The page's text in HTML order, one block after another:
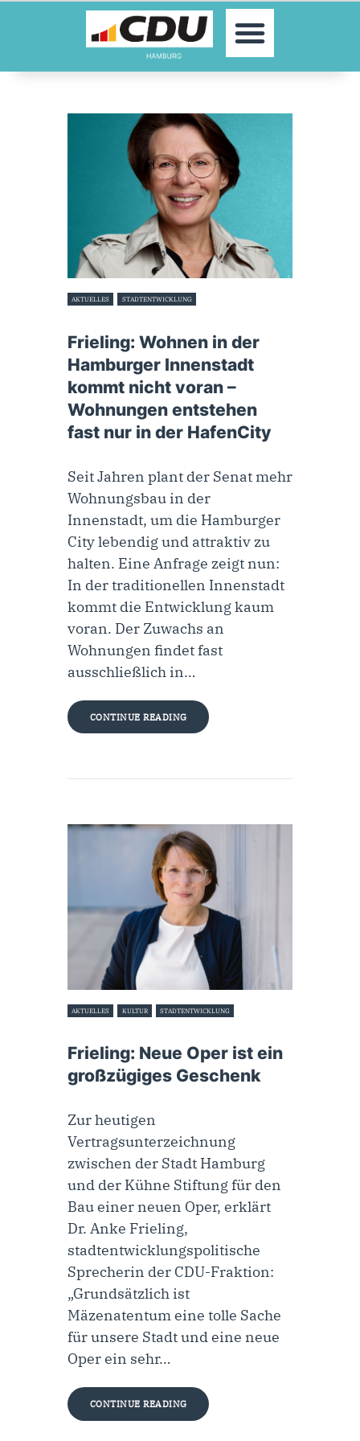
MOIN!
AKTUELLES
PARLAMENTE
KONTAKT
SPENDEN
MITGLIED WERDEN!
AKTUELLES STADTENTWICKLUNG
Frieling: Wohnen in der
Hamburger Innenstadt
kommt nicht voran –
Wohnungen entstehen
fast nur in der HafenCity
Seit Jahren plant der Senat mehr
Wohnungsbau in der
Innenstadt, um die Hamburger
City lebendig und attraktiv zu
halten. Eine Anfrage zeigt nun:
In der traditionellen Innenstadt
kommt die Entwicklung kaum
voran. Der Zuwachs an
Wohnungen findet fast
ausschließlich in…
CONTINUE READING
AKTUELLES KULTUR STADTENTWICKLUNG
Frieling: Neue Oper ist ein
großzügiges Geschenk
Zur heutigen
Vertragsunterzeichnung
zwischen der Stadt Hamburg
und der Kühne Stiftung für den
Bau einer neuen Oper, erklärt
Dr. Anke Frieling,
stadtentwicklungspolitische
Sprecherin der CDU-Fraktion:
„Grundsätzlich ist
Mäzenatentum eine tolle Sache
für unsere Stadt und eine neue
Oper ein sehr…
CONTINUE READING